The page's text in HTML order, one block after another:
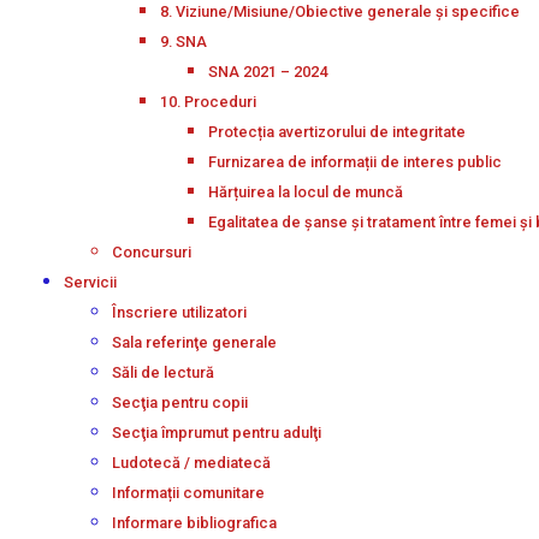
8. Viziune/Misiune/Obiective generale și specifice
9. SNA
SNA 2021 – 2024
10. Proceduri
Protecția avertizorului de integritate
Furnizarea de informații de interes public
Hărțuirea la locul de muncă
Egalitatea de șanse și tratament între femei și
Concursuri
Servicii
Înscriere utilizatori
Sala referinţe generale
Săli de lectură
Secţia pentru copii
Secţia împrumut pentru adulţi
Ludotecă / mediatecă
Informații comunitare
Informare bibliografica